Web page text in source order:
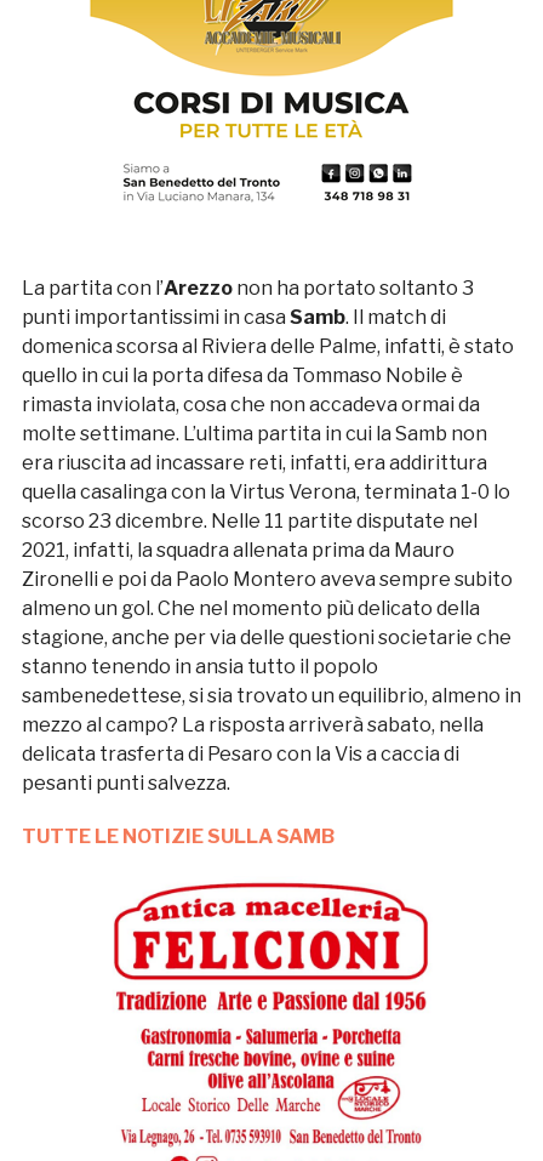
La partita con l’Arezzonon ha portato soltanto 3
punti importantissimi in casa Samb. Il match di
domenica scorsa al Riviera delle Palme, infatti, è stato
quello in cui la porta difesa da Tommaso Nobile è
rimasta inviolata, cosa che non accadeva ormai da
molte settimane. L’ultima partita in cui la Samb non
era riuscita ad incassare reti, infatti, era addirittura
quella casalinga con la Virtus Verona, terminata 1-0 lo
scorso 23 dicembre. Nelle 11 partite disputate nel
2021, infatti, la squadra allenata prima da Mauro
Zironelli e poi da Paolo Montero aveva sempre subito
almeno un gol. Che nel momento più delicato della
stagione, anche per via delle questioni societarie che
stanno tenendo in ansia tutto il popolo
sambenedettese, si sia trovato un equilibrio, almeno in
mezzo al campo? La risposta arriverà sabato, nella
delicata trasferta di Pesaro con la Vis a caccia di
pesanti punti salvezza.
TUTTE LE NOTIZIE SULLA SAMB